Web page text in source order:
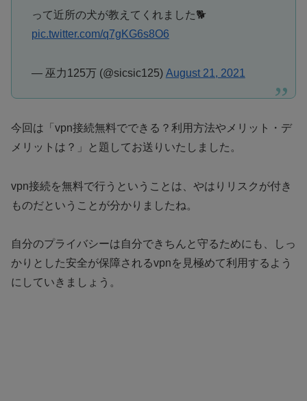
って近所の犬が教えてくれました🐕
pic.twitter.com/q7gKG6s8O6
— 巫力125万 (@sicsic125) August 21, 2021
今回は「vpn接続無料でできる？利用方法やメリット・デ
メリットは？」と題してお送りいたしました。
vpn接続を無料で行うということは、やはりリスクが付き
ものだということが分かりましたね。
自分のプライバシーは自分できちんと守るためにも、しっ
かりとした安全が保障されるvpnを見極めて利用するよう
にしていきましょう。